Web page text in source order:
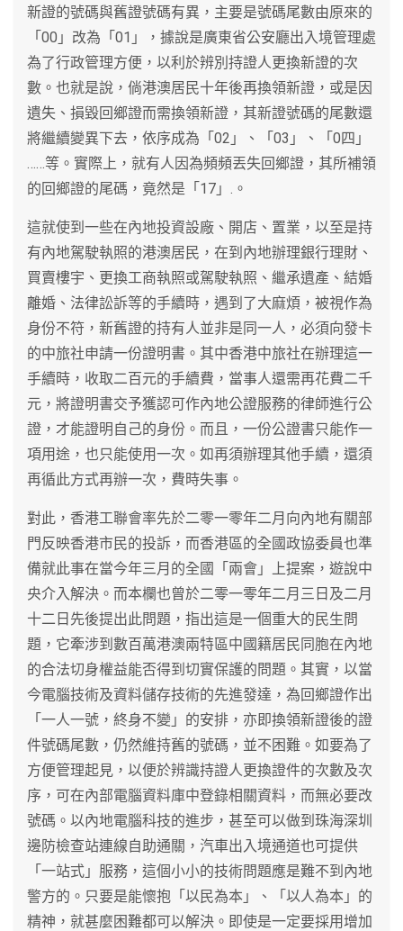
新證的號碼與舊證號碼有異，主要是號碼尾數由原來的
「00」改為「01」，據說是廣東省公安廳出入境管理處
為了行政管理方便，以利於辨別持證人更換新證的次
數。也就是說，倘港澳居民十年後再換領新證，或是因
遺失、損毀回鄉證而需換領新證，其新證號碼的尾數還
將繼續變異下去，依序成為「02」、「03」、「0四」
……等。實際上，就有人因為頻頻丟失回鄉證，其所補領
的回鄉證的尾碼，竟然是「17」.。
這就使到一些在內地投資設廠、開店、置業，以至是持
有內地駕駛執照的港澳居民，在到內地辦理銀行理財、
買賣樓宇、更換工商執照或駕駛執照、繼承遺產、結婚
離婚、法律訟訴等的手續時，遇到了大麻煩，被視作為
身份不符，新舊證的持有人並非是同一人，必須向發卡
的中旅社申請一份證明書。其中香港中旅社在辦理這一
手續時，收取二百元的手續費，當事人還需再花費二千
元，將證明書交予獲認可作內地公證服務的律師進行公
證，才能證明自己的身份。而且，一份公證書只能作一
項用途，也只能使用一次。如再須辦理其他手續，還須
再循此方式再辦一次，費時失事。
對此，香港工聯會率先於二零一零年二月向內地有關部
門反映香港市民的投訴，而香港區的全國政協委員也準
備就此事在當今年三月的全國「兩會」上提案，遊說中
央介入解決。而本欄也曾於二零一零年二月三日及二月
十二日先後提出此問題，指出這是一個重大的民生問
題，它牽涉到數百萬港澳兩特區中國籍居民同胞在內地
的合法切身權益能否得到切實保護的問題。其實，以當
今電腦技術及資料儲存技術的先進發達，為回鄉證作出
「一人一號，終身不變」的安排，亦即換領新證後的證
件號碼尾數，仍然維持舊的號碼，並不困難。如要為了
方便管理起見，以便於辨識持證人更換證件的次數及次
序，可在內部電腦資料庫中登錄相關資料，而無必要改
號碼。以內地電腦科技的進步，甚至可以做到珠海深圳
邊防檢查站連線自助通關，汽車出入境通道也可提供
「一站式」服務，這個小小的技術問題應是難不到內地
警方的。只要是能懷抱「以民為本」、「以人為本」的
精神，就甚麼困難都可以解決。即使是一定要採用增加